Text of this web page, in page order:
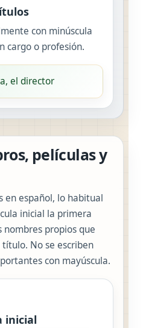
con minúscula
cargo o profesión.
el director
películas y
en español, lo habitual
inicial la primera
propios que
No se escriben
con mayúscula.
inicial